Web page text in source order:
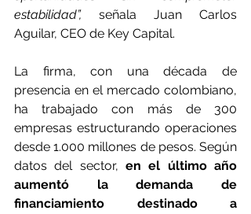
estabilidad”, señala Juan Carlos
Aguilar, CEO de Key Capital.
La firma, con una década de
presencia en el mercado colombiano,
ha trabajado con más de 300
empresas estructurando operaciones
desde 1.000 millones de pesos. Según
datos del sector, en el último año
aumentó la demanda de
financiamiento destinado a